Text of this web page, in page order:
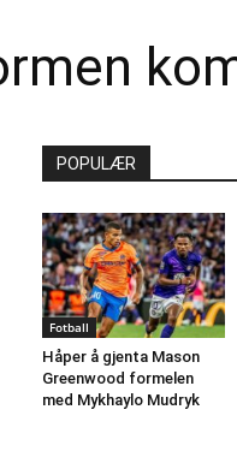
POPULÆR
Fotball
Håper å gjenta Mason
Greenwood formelen
med Mykhaylo Mudryk